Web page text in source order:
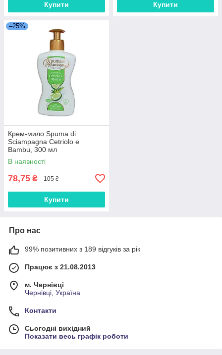
Купити Купити
–25%
Крем-мило Spuma di
Sciampagna Cetriolo e
Bambu, 300 мл
В наявності
78,75 ₴ 105 ₴
Купити
Про нас
99% позитивних з 189 відгуків за рік
Працює з 21.08.2013
м. Чернівці
Чернівці, Україна
Контакти
Сьогодні вихідний
Показати весь графік роботи